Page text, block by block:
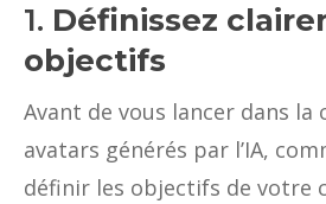
1. Définissez
objectifs
Avant de vous lancer dans la
avatars générés par l’IA,
définir les objectifs de votre